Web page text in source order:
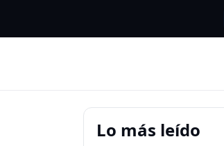
Lo más leído